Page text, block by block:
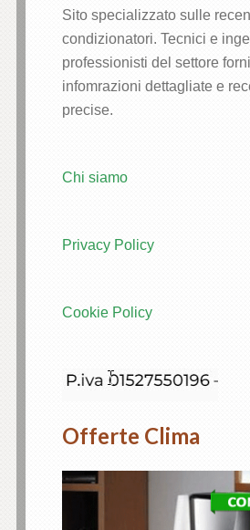
Sito specializzato sulle
condizionatori. Tecnici e
professionisti del settore
infomrazioni dettagliate e
precise.
Chi siamo
Privacy Policy
Cookie Policy
Offerte Clima